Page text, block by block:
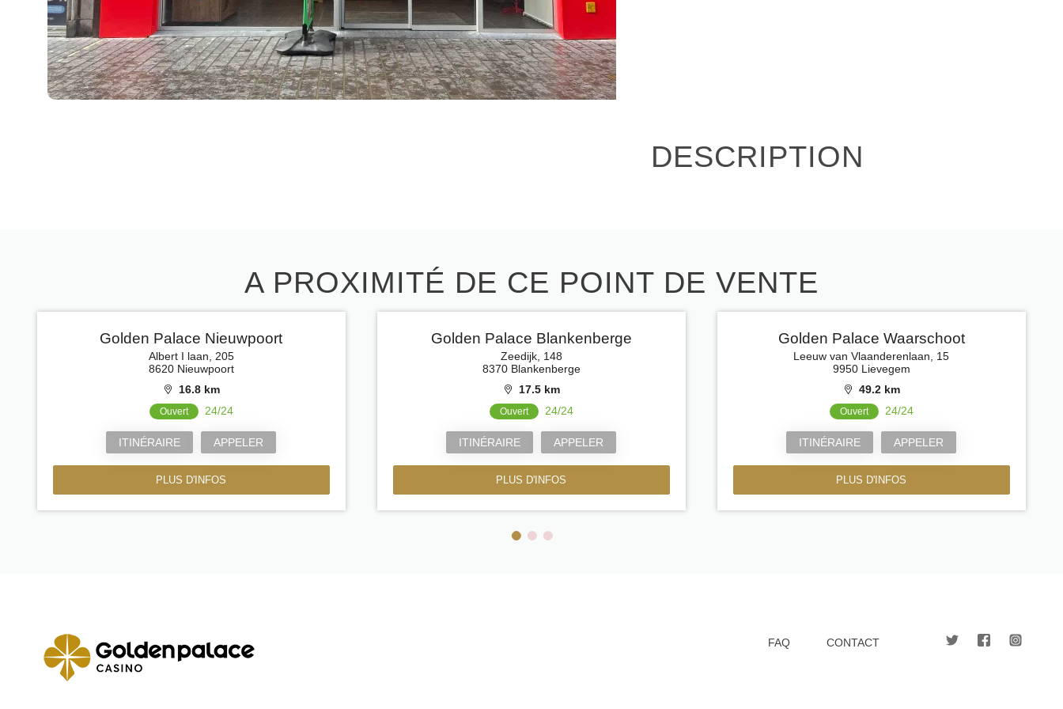
DESCRIPTION
A PROXIMITÉ DE CE POINT DE VENTE
Golden Palace Nieuwpoort
Albert I laan, 205
8620 Nieuwpoort
16.8 km
Ouvert 24/24
ITINÉRAIRE APPELER
PLUS D'INFOS
Golden Palace Blankenberge
Zeedijk, 148
8370 Blankenberge
17.5 km
Ouvert 24/24
ITINÉRAIRE APPELER
PLUS D'INFOS
Golden Palace Waarschoot
Leeuw van Vlaanderenlaan, 15
9950 Lievegem
49.2 km
Ouvert 24/24
ITINÉRAIRE APPELER
PLUS D'INFOS
FAQ CONTACT